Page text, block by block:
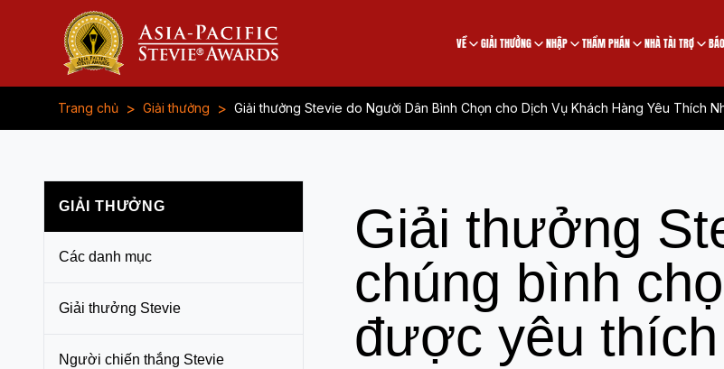
VỀ GIẢI THƯỞNG NHẬP THẨM PHÁN NHÀ TÀI TRỢ
Trang chủ > Giải thưởng > Giải thưởng Stevie do Người Dân Bình Chọn cho Dịch Vụ Khách Hàng Yêu Thích
GIẢI THƯỞNG
Các danh mục
Giải thưởng Stevie
Người chiến thắng Stevie
Giải thưởng
chúng bình
được yêu